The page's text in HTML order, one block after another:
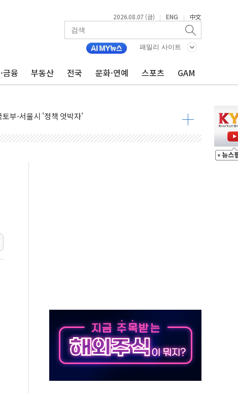
2026.08.07 (금) | ENG | 中文
패밀리 사이트
금융 부동산 전국 문화·연예 스포츠 GAM
비온 59㎡ 18억원대
애최초만 경쟁 치열
래·ETF 매수에도 고유가·금리·입법 지연 '삼중 부담'
총수요 104.3GW 기록
기 고조되는 또 다른 중동 화약고
온열질환자 2872명
"
기 신속 보상 강화